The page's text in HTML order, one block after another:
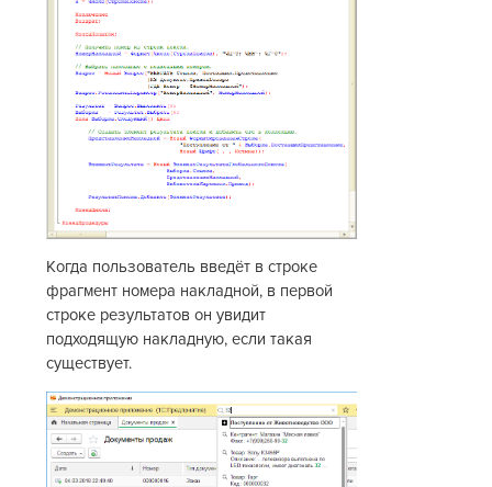
Когда пользователь введёт в строке
фрагмент номера накладной, в первой
строке результатов он увидит
подходящую накладную, если такая
существует.